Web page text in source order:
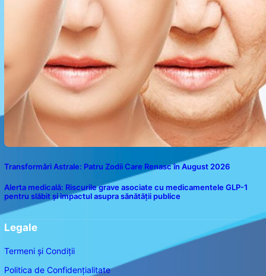
Transformări Astrale: Patru Zodii Care Renasc în August 2026
Alerta medicală: Riscurile grave asociate cu medicamentele GLP-1
pentru slăbit și impactul asupra sănătății publice
Legale
Termeni și Condiții
Politica de Confidențialitate